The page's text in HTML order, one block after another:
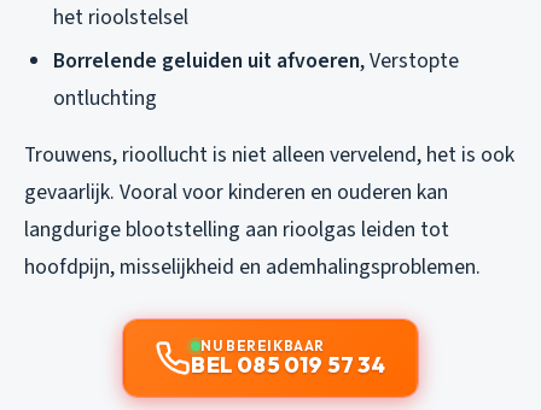
het rioolstelsel
Borrelende geluiden uit afvoeren, Verstopte
ontluchting
Trouwens, rioollucht is niet alleen vervelend, het is ook
gevaarlijk. Vooral voor kinderen en ouderen kan
langdurige blootstelling aan rioolgas leiden tot
hoofdpijn, misselijkheid en ademhalingsproblemen.
NU BEREIKBAAR
BEL 085 019 57 34